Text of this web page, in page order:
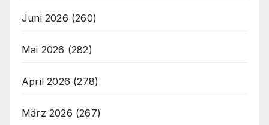
Juni 2026 (260)
Mai 2026 (282)
April 2026 (278)
März 2026 (267)